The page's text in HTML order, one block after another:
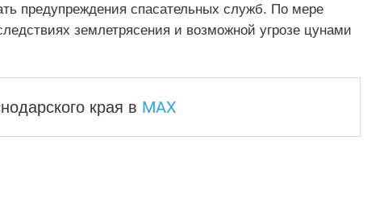
предупреждения спасательных служб. По мере
землетрясения и возможной угрозе цунами
края в MAX